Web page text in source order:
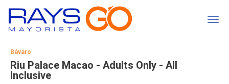
Bávaro
Riu Palace Macao - Adults Only - All
Inclusive